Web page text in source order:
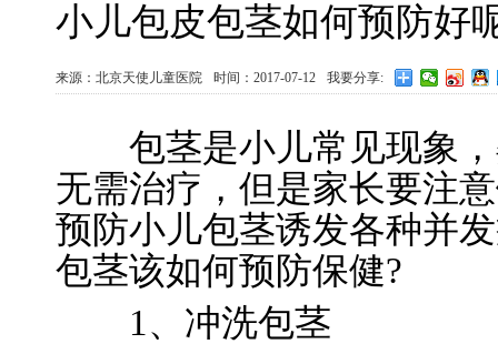
小儿包皮包茎如何预防好
来源：北京天使儿童医院 时间：2017-07-12 我要分享:
包茎是小儿常见现象，
无需治疗，但是家长要注
预防小儿包茎诱发各种并
包茎该如何预防保健?
1、冲洗包茎